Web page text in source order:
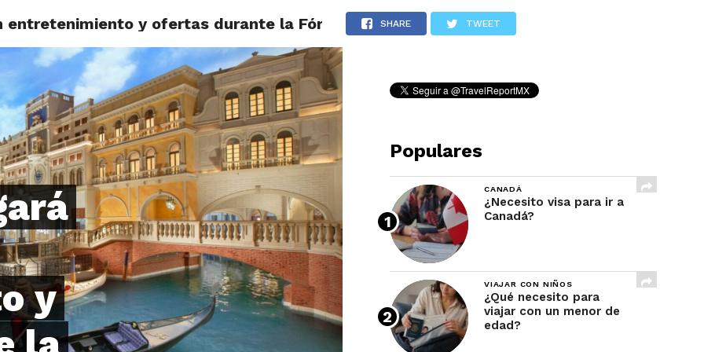
REVIEWS EVENTOS GASTRONOMÍA NOTICIAS REVISTA
entretenimiento y ofertas durante la Fórmula 1 SHARE TWEET
y
Populares
CANADÁ
¿Necesito visa para ir a
Canadá?
VIAJAR CON NIÑOS
¿Qué necesito para
viajar con un menor de
edad?